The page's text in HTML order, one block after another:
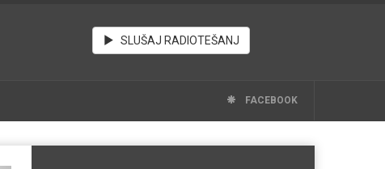
SLUŠAJ RADIOTEŠANJ
FACEBOOK